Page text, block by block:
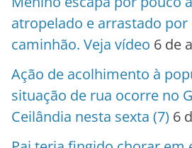
atropelado e arrastado por
caminhão. Veja vídeo 6 de
Ação de acolhimento à
situação de rua ocorre no
Ceilândia nesta sexta (7) 6